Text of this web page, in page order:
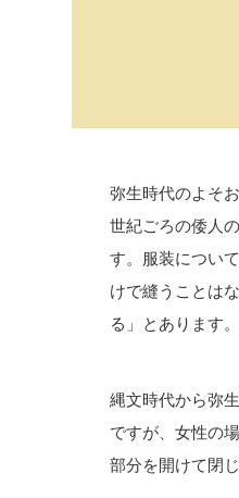
弥生時代のよそ
世紀ごろの倭人
す。服装につい
けで縫うことは
る」とあります。
縄文時代から弥
ですが、女性の
部分を開けて閉